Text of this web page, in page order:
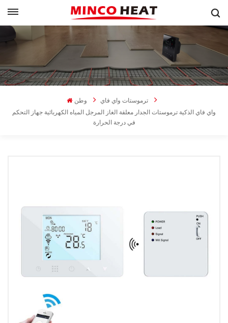
وطن
ترموستات واي فاي
واي فاي الذكية ترموستات الجدار معلقة الغاز المرجل المياه الكهربائية جهاز التحكم
في درجة الحرارة